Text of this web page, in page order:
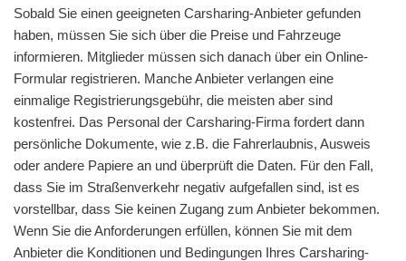
Sobald Sie einen geeigneten Carsharing-Anbieter gefunden
haben, müssen Sie sich über die Preise und Fahrzeuge
informieren. Mitglieder müssen sich danach über ein Online-
Formular registrieren. Manche Anbieter verlangen eine
einmalige Registrierungsgebühr, die meisten aber sind
kostenfrei. Das Personal der Carsharing-Firma fordert dann
persönliche Dokumente, wie z.B. die Fahrerlaubnis, Ausweis
oder andere Papiere an und überprüft die Daten. Für den Fall,
dass Sie im Straßenverkehr negativ aufgefallen sind, ist es
vorstellbar, dass Sie keinen Zugang zum Anbieter bekommen.
Wenn Sie die Anforderungen erfüllen, können Sie mit dem
Anbieter die Konditionen und Bedingungen Ihres Carsharing-